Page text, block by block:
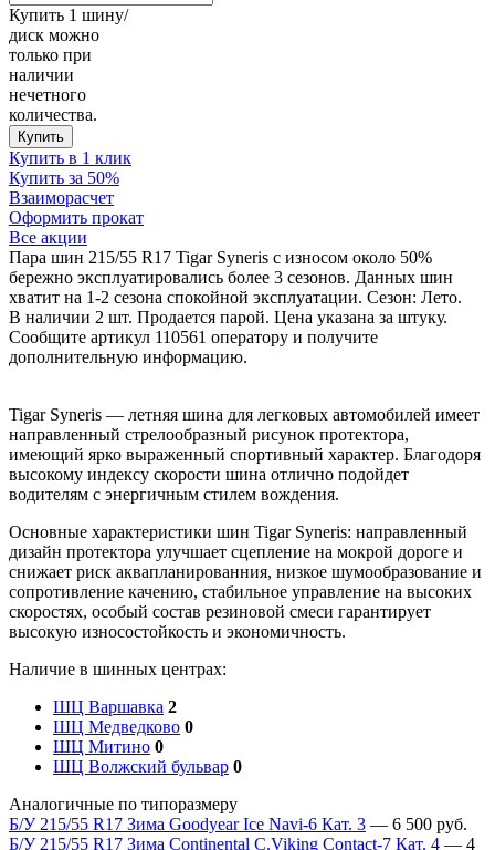
Купить 1 шину/
диск можно
только при
наличии
нечетного
количества.
Купить
Купить в 1 клик
Купить за 50%
Взаиморасчет
Оформить прокат
Все акции
Пара шин 215/55 R17 Tigar Syneris с износом около 50%
бережно эксплуатировались более 3 сезонов. Данных шин
хватит на 1-2 сезона спокойной эксплуатации. Сезон: Лето.
В наличии 2 шт. Продается парой. Цена указана за штуку.
Сообщите артикул 110561 оператору и получите
дополнительную информацию.
Tigar Syneris — летняя шина для легковых автомобилей имеет
направленный стрелообразный рисунок протектора,
имеющий ярко выраженный спортивный характер. Благодоря
высокому индексу скорости шина отлично подойдет
водителям с энергичным стилем вождения.
Основные характеристики шин Tigar Syneris: направленный
дизайн протектора улучшает сцепление на мокрой дороге и
снижает риск аквапланированния, низкое шумообразование и
сопротивление качению, стабильное управление на высоких
скоростях, особый состав резиновой смеси гарантирует
высокую износостойкость и экономичность.
Наличие в шинных центрах:
ШЦ Варшавка 2
ШЦ Медведково 0
ШЦ Митино 0
ШЦ Волжский бульвар 0
Аналогичные по типоразмеру
Б/У 215/55 R17 Зима Goodyear Ice Navi-6 Кат. 3 — 6 500 руб.
Б/У 215/55 R17 Зима Continental C.Viking Contact-7 Кат. 4 — 4